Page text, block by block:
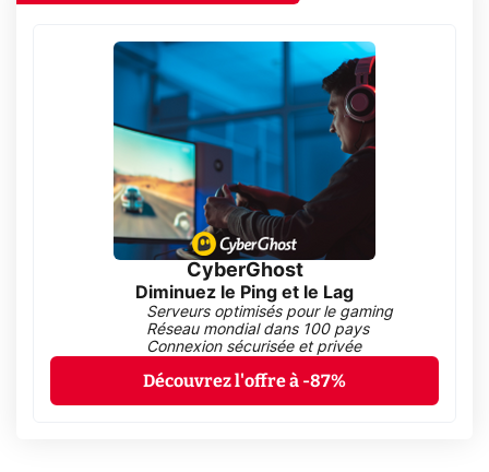
CyberGhost
Diminuez le Ping et le Lag
Serveurs optimisés pour le gaming
Réseau mondial dans 100 pays
Connexion sécurisée et privée
Découvrez l'offre à -87%